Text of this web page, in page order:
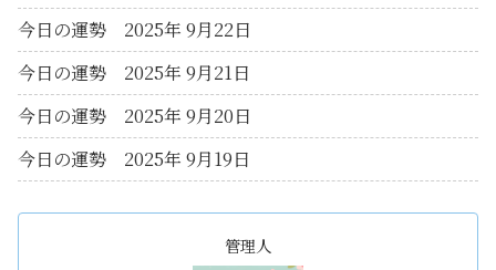
今日の運勢 2025年 9月22日
今日の運勢 2025年 9月21日
今日の運勢 2025年 9月20日
今日の運勢 2025年 9月19日
管理人